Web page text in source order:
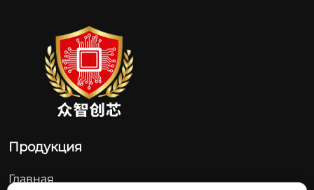
Продукция
Главная